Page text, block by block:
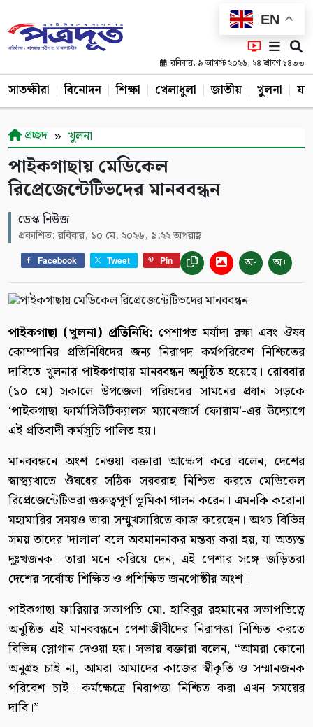
EN
রবিবার, ৯ আগস্ট ২০২৬, ২৪ শ্রাবণ ১৪৩৩
সাতক্ষীরা বিনোদন শিক্ষা খেলাধুলা জাতীয় খুলনা
প্রচ্ছদ খুলনা
পাইকগাছায় মেডিকেল
রিপ্রেজেন্টেটিভদের মানববন্ধন
ডেস্ক নিউজ
প্রকাশিত: রবিবার, ১০ মে, ২০২৬, ৯:২২ অপরাহ্ণ
Facebook Tweet Pin অ- অ+
পাইকগাছা (খুলনা) প্রতিনিধি: পেশাগত মর্যাদা রক্ষা এবং ঔষধ
কোম্পানির প্রতিনিধিদের জন্য নিরাপদ কর্মপরিবেশ নিশ্চিতের
দাবিতে খুলনার পাইকগাছায় মানববন্ধন অনুষ্ঠিত হয়েছে। রোববার
(১০ মে) সকালে উপজেলা পরিষদের সামনের প্রধান সড়কে
‘পাইকগাছা ফার্মাসিউটিক্যালস ম্যানেজার্স ফোরাম’-এর উদ্যোগে
এই প্রতিবাদী কর্মসূচি পালিত হয়।
মানববন্ধনে অংশ নেওয়া বক্তারা আক্ষেপ করে বলেন, দেশের
স্বাস্থ্যখাতে ঔষধের সঠিক সরবরাহ নিশ্চিত করতে মেডিকেল
রিপ্রেজেন্টেটিভরা গুরুত্বপূর্ণ ভূমিকা পালন করেন। এমনকি করোনা
মহামারির সময়ও তারা সম্মুখসারিতে কাজ করেছেন। অথচ বিভিন্ন
সময় তাদের ‘দালাল’ বলে অবমাননাকর মন্তব্য করা হয়, যা অত্যন্ত
দুঃখজনক। তারা মনে করিয়ে দেন, এই পেশার সঙ্গে জড়িতরা
দেশের সর্বোচ্চ শিক্ষিত ও প্রশিক্ষিত জনগোষ্ঠীর অংশ।
পাইকগাছা ফারিয়ার সভাপতি মো. হাবিবুর রহমানের সভাপতিত্বে
অনুষ্ঠিত এই মানববন্ধনে পেশাজীবীদের নিরাপত্তা নিশ্চিত করতে
বিভিন্ন স্লোগান দেওয়া হয়। সভায় বক্তারা বলেন, “আমরা কোনো
অনুগ্রহ চাই না, আমরা আমাদের কাজের স্বীকৃতি ও সম্মানজনক
পরিবেশ চাই। কর্মক্ষেত্রে নিরাপত্তা নিশ্চিত করা এখন সময়ের
দাবি।”